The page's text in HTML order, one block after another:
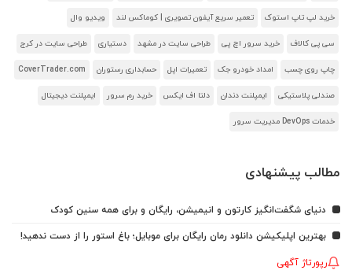
خرید لپ تاپ استوک تعمیر سریع آیفون تصویری | کوماکس لند ویدیو وال
سی پی کالاف خرید سرور اچ پی طراحی سایت در مشهد دستیاری طراحی سایت در کرج
چاپ روی چسب امداد خودرو جک تعمیرات اپل حسابداری رستوران CoverTrader.com
صندلی پلاستیکی ایمپلنت دندان دلتا اف ایکس خرید رم سرور ایمپلنت دیجیتال
خدمات DevOps مدیریت سرور
مطالب پیشنهادی
دنیای شگفت‌انگیز کارتون و انیمیشن، رایگان و برای همه سنین کودک
بهترین اپلیکیشن دانلود رمان رایگان برای موبایل؛ باغ استور را از دست ندهید!
رپورتاژ آگهی